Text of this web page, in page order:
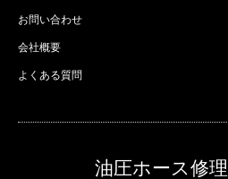
お問い合わせ
会社概要
よくある質問
油圧ホース修